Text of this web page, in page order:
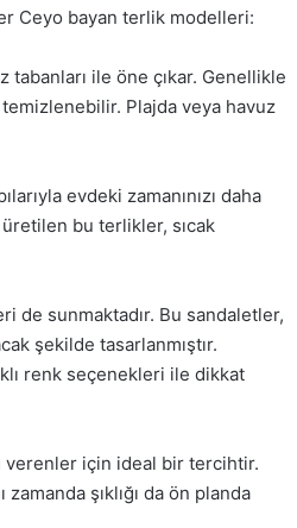
Ceyo bayan terlik modelleri:
ile öne çıkar. Genellikle
Plajda veya havuz
evdeki zamanınızı daha
bu terlikler, sıcak
de sunmaktadır. Bu sandaletler,
şekilde tasarlanmıştır.
renk seçenekleri ile dikkat
verenler için ideal bir tercihtir.
şıklığı da ön planda